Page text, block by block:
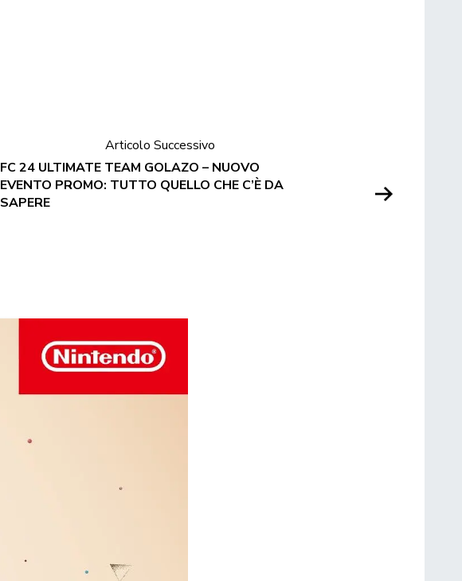
Articolo Successivo
FC 24 ULTIMATE TEAM GOLAZO – NUOVO
EVENTO PROMO: TUTTO QUELLO CHE C’È DA
SAPERE